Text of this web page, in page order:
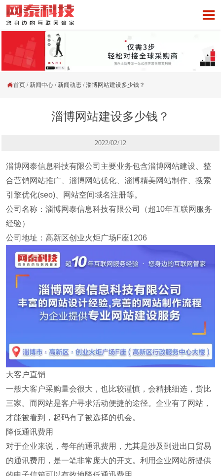

首页 / 新闻中心 / 新闻动态 /淄博网站建设多少钱？
淄博网站建设多少钱？
2022/02/12
淄博网泰信息科技有限公司主要业务包含淄博网站建设、整
合营销网站推广、淄博网站优化、淄博精美网站制作、搜索
引擎优化(seo)、网站空间域名注册等。
公司名称：淄博网泰信息科技有限公司（超10年互联网服务
经验）
公司地址：高新区创业火炬广场F座1206
大客户直销
一般大客户采购量会很大，也比较谨慎，会精挑细选，货比
三家。而网站是客户寻求活动便捷的途径。企业有了网站，
才能被看到，起码有了被选择的机会。
降低通讯费用
对于企业来说，每年的通讯费用，尤其是涉及到进出口贸易
的通讯费用，是一笔非常庞大的开支。利用企业网站所提供